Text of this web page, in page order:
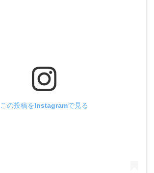
この投稿をInstagramで見る